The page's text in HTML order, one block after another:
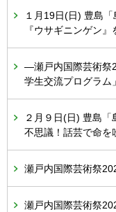
１月19日(日) 豊島
『ウサギニンゲン』
―瀬戸内国際芸術祭
学生交流プログラム
２月９日(日) 豊島
不思議！話芸で命を
瀬戸内国際芸術祭
瀬戸内国際芸術祭